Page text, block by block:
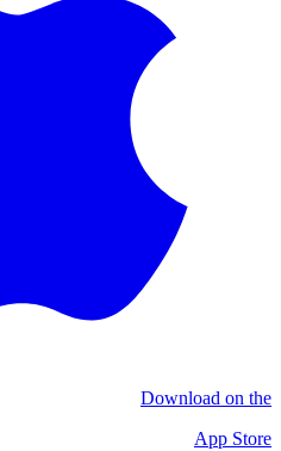
Download on the
App Store